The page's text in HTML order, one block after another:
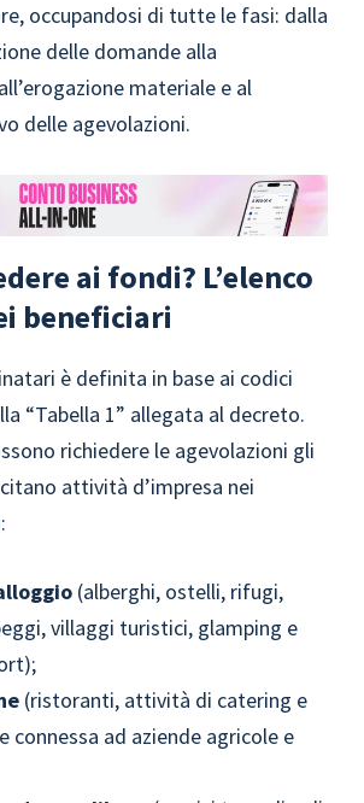
occupandosi di tutte le fasi: dalla
delle domande alla
materiale e al
delle agevolazioni.
ai fondi? L’elenco
beneficiari
è definita in base ai codici
“Tabella 1” allegata al decreto.
richiedere le agevolazioni gli
attività d’impresa nei
(alberghi, ostelli, rifugi,
villaggi turistici, glamping e
(ristoranti, attività di catering e
connessa ad aziende agricole e